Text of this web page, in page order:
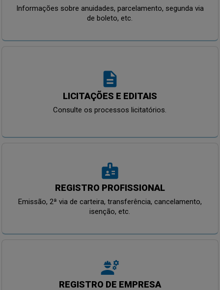
Informações sobre anuidades, parcelamento, segunda via
de boleto, etc.
description
LICITAÇÕES E EDITAIS
Consulte os processos licitatórios.
badge
REGISTRO PROFISSIONAL
Emissão, 2ª via de carteira, transferência, cancelamento,
isenção, etc.
engineering
REGISTRO DE EMPRESA